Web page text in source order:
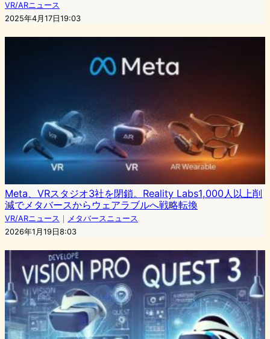
VR/ARニュース
2025年4月17日19:03
Meta、VRスタジオ3社を閉鎖。Reality Labs1,000人以上削
減でメタバースからウェアラブルへ戦略転換
VR/ARニュース ｜ メタバースニュース
2026年1月19日8:03